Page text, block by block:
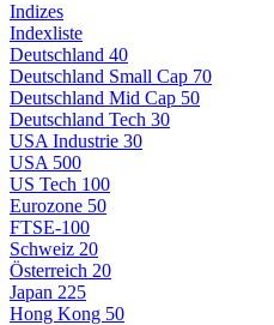
Indizes
Indexliste
Deutschland 40
Deutschland Small Cap 70
Deutschland Mid Cap 50
Deutschland Tech 30
USA Industrie 30
USA 500
US Tech 100
Eurozone 50
FTSE-100
Schweiz 20
Österreich 20
Japan 225
Hong Kong 50